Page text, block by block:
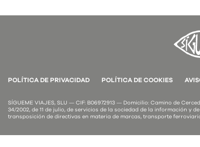
POLÍTICA DE PRIVACIDAD POLÍTICA DE COOKIES
SÍGUEME VIAJES, SLU — CIF: B06972913 — Domicilio: Camino de
34/2002, de 11 de julio, de servicios de la sociedad de la información y
transposición de directivas en materia de marcas, transporte